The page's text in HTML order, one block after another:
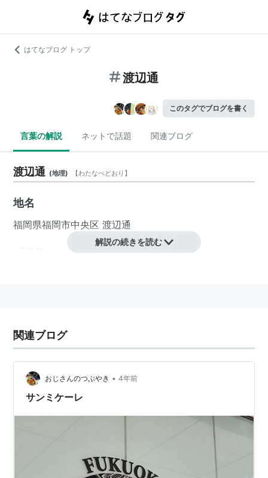
はてなブログ トップ
渡辺通
このタグでブログを書く
言葉の解説 ネットで話題 関連ブログ
渡辺通 (地理) 【わたなべどおり 】
地名
福岡県福岡市中央区 渡辺通
「道路」として
市地下鉄）の駅。→
リスト：駅キーワード
解説の続きを読む
関連ブログ
おじさんのつぶやき • 4年前
サンミケーレ